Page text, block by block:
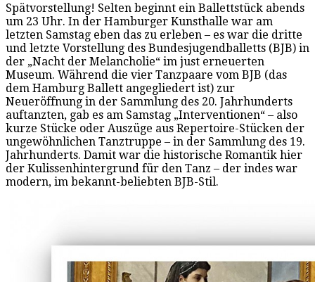
Spätvorstellung! Selten beginnt ein Ballettstück abends
um 23 Uhr. In der Hamburger Kunsthalle war am
letzten Samstag eben das zu erleben – es war die dritte
und letzte Vorstellung des Bundesjugendballetts (BJB) in
der „Nacht der Melancholie“ im just erneuerten
Museum. Während die vier Tanzpaare vom BJB (das
dem Hamburg Ballett angegliedert ist) zur
Neueröffnung in der Sammlung des 20. Jahrhunderts
auftanzten, gab es am Samstag „Interventionen“ – also
kurze Stücke oder Auszüge aus Repertoire-Stücken der
ungewöhnlichen Tanztruppe – in der Sammlung des 19.
Jahrhunderts. Damit war die historische Romantik hier
der Kulissenhintergrund für den Tanz – der indes war
modern, im bekannt-beliebten BJB-Stil.